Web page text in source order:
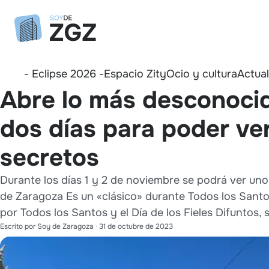
- Eclipse 2026 -Espacio ZityOcio y cultura
Abre lo más
dos días para poder
secretos
Durante los días 1 y 2 de noviembre se podrá ver
de Zaragoza Es un «clásico» durante Todos los
por Todos los Santos y el Día de los Fieles Difuntos,
Escrito porSoy de Zaragoza · 31 de octubre de 2023